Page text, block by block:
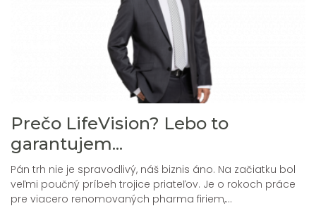
Prečo LifeVision? Lebo to
garantujem...
Pán trh nie je spravodlivý, náš biznis áno. Na začiatku bol
veľmi poučný príbeh trojice priateľov. Je o rokoch práce
pre viacero renomovaných pharma firiem,...